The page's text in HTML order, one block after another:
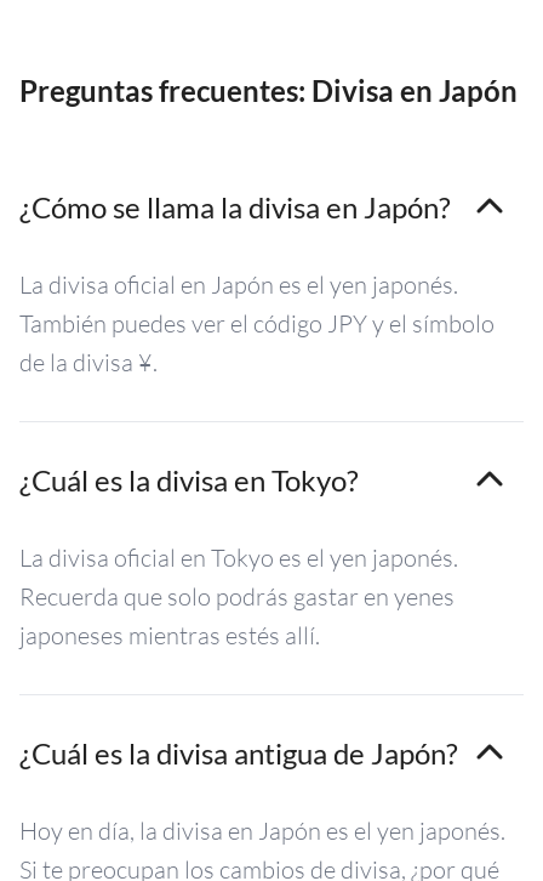
Preguntas frecuentes: Divisa en Japón
¿Cómo se llama la divisa en Japón?
La divisa oficial en Japón es el yen japonés.
También puedes ver el código JPY y el símbolo
de la divisa ¥.
¿Cuál es la divisa en Tokyo?
La divisa oficial en Tokyo es el yen japonés.
Recuerda que solo podrás gastar en yenes
japoneses mientras estés allí.
¿Cuál es la divisa antigua de Japón?
Hoy en día, la divisa en Japón es el yen japonés.
Si te preocupan los cambios de divisa, ¿por qué